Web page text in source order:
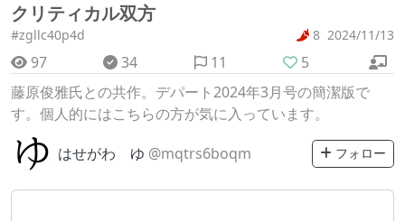
クリティカル双方
#zgllc40p4d 8 2024/11/13
97 34 11
5
藤原俊雅氏との共作。デパート2024年3月号の簡潔版で
す。個人的にはこちらの方が気に入っています。
はせがわ ゆ @mqtrs6boqm フォロー